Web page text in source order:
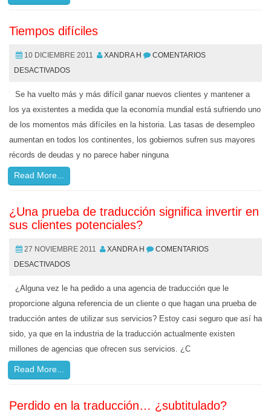
Tiempos difíciles
10 DICIEMBRE 2011 XANDRA H
COMENTARIOS
DESACTIVADOS
Se ha vuelto más y más difícil ganar nuevos clientes y mantener a
los ya existentes a medida que la economía mundial está sufriendo uno
de los momentos más difíciles en la historia. Las tasas de desempleo
aumentan en todos los continentes, los gobiernos sufren sus mayores
récords de deudas y no parece haber ninguna
Read More...
¿Una prueba de traducción significa invertir en
sus clientes potenciales?
27 NOVIEMBRE 2011 XANDRA H
COMENTARIOS
DESACTIVADOS
¿Alguna vez le ha pedido a una agencia de traducción que le
proporcione alguna referencia de un cliente o que hagan una prueba de
traducción antes de utilizar sus servicios? Estoy casi seguro que así ha
sido, ya que en la industria de la traducción actualmente existen
millones de agencias que ofrecen sus servicios. ¿C
Read More...
Perdido en la traducción… ¿subtitulado?